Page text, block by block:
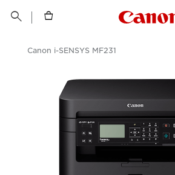
 
Canon i-SENSYS MF231